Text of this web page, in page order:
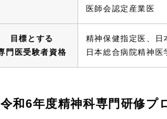
医師会認定産業医
目標とする
門医受験者資格
精神保健指定医、日
日本総合病院精神
令和6年度精神科専門研修プ